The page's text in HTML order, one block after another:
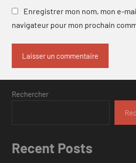
Enregistrer mon nom, mon e-
navigateur pour mon prochain
Rechercher
Recent Posts